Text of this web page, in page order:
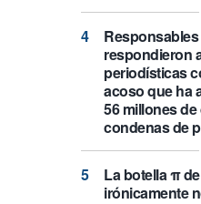
respondieron
periodísticas
acoso que ha
56 millones
condenas de
La botella π
irónicamente